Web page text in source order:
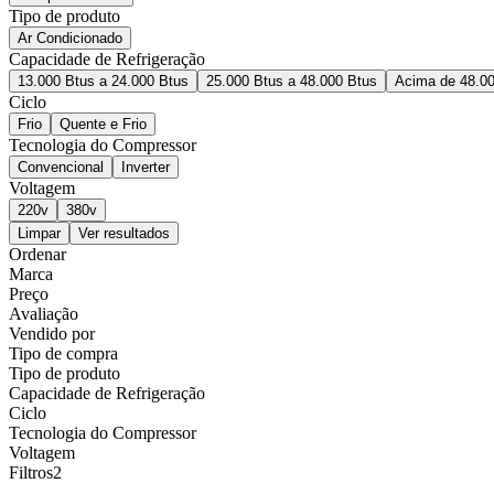
Tipo de produto
Ar Condicionado
Capacidade de Refrigeração
13.000 Btus a 24.000 Btus 25.000 Btus a 48.000 Btus Acima de
Ciclo
Frio Quente e Frio
Tecnologia do Compressor
Convencional Inverter
Voltagem
220v
380v
Limpar
Ver resultados
Ordenar
Marca
Preço
Avaliação
Vendido por
Tipo de compra
Tipo de produto
Capacidade de Refrigeração
Ciclo
Tecnologia do Compressor
Voltagem
Filtros2